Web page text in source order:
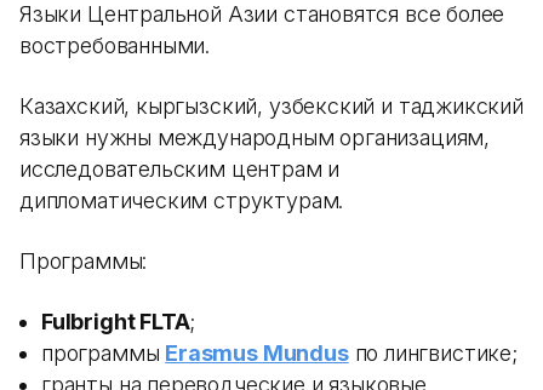
Языки Центральной Азии становятся все более
востребованными.
Казахский, кыргызский, узбекский и таджикский
языки нужны международным организациям,
исследовательским центрам и
дипломатическим структурам.
Программы:
Fulbright FLTA;
программы Erasmus Mundusпо лингвистике;